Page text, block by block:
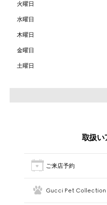
火曜日
水曜日
木曜日
金曜日
土曜日
取扱い
ご来店予約
Gucci Pet Collection